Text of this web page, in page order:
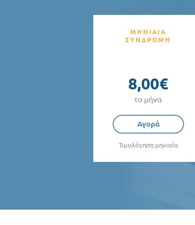
ΜΗΝΙΑΙΑ
ΣΥΝΔΡΟΜΗ
8,00€
το μήνα
Αγορά
Τιμολόγηση μηνιαία